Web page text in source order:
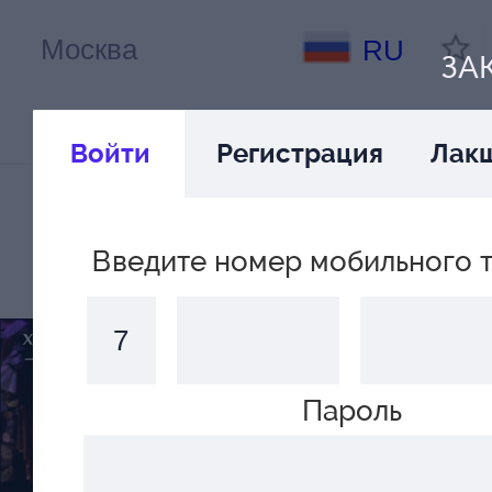
RU
Войти Регистрация
Введите номер мобильного
Пароль